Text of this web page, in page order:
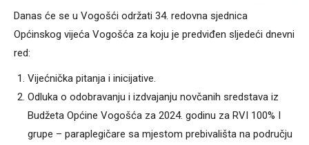
Danas će se u Vogošći održati 34. redovna sjednica
Općinskog vijeća Vogošća za koju je predviđen sljedeći dnevni
red:
Vijećnička pitanja i inicijative.
Odluka o odobravanju i izdvajanju novčanih sredstava iz
Budžeta Općine Vogošća za 2024. godinu za RVI 100% I
grupe – paraplegičare sa mjestom prebivališta na području